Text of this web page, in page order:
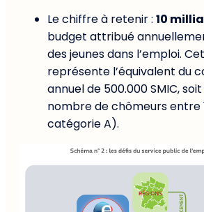
Le chiffre à retenir : 10
budget attribué
des jeunes dans l’emploi.
représente l’équivalent du
annuel de 500.000 SMIC,
nombre de chômeurs entre
catégorie A).